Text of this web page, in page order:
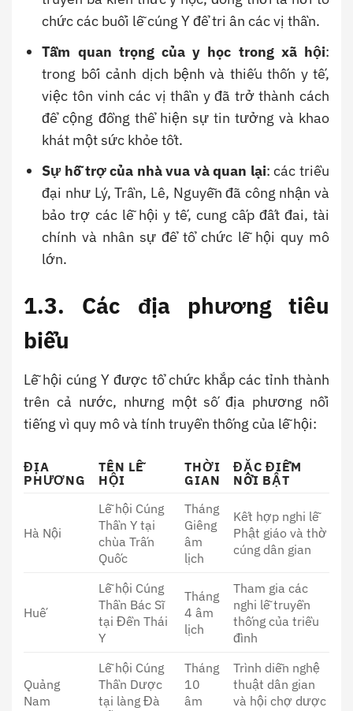
chức các buổi lễ cúng Y để tri ân các vị thần.
Tầm quan trọng của y học trong xã hội:
trong bối cảnh dịch bệnh và thiếu thốn y tế,
việc tôn vinh các vị thần y đã trở thành cách
để cộng đồng thể hiện sự tin tưởng và khao
khát một sức khỏe tốt.
Sự hỗ trợ của nhà vua và quan lại: các triều
đại như Lý, Trần, Lê, Nguyễn đã công nhận và
bảo trợ các lễ hội y tế, cung cấp đất đai, tài
chính và nhân sự để tổ chức lễ hội quy mô
lớn.
1.3. Các địa phương tiêu
biểu
Lễ hội cúng Y được tổ chức khắp các tỉnh thành
trên cả nước, nhưng một số địa phương nổi
tiếng vì quy mô và tính truyền thống của lễ hội:
ĐỊA
PHƯƠNG
TÊN LỄ
HỘI
THỜI
GIAN
ĐẶC ĐIỂM
NỔI BẬT
Hà Nội
Lễ hội Cúng
Thần Y tại
chùa Trấn
Quốc
Tháng
Giêng
âm
lịch
Kết hợp nghi lễ
Phật giáo và thờ
cúng dân gian
Huế
Lễ hội Cúng
Thần Bác Sĩ
tại Đền Thái
Y
Tháng
4 âm
lịch
Tham gia các
nghi lễ truyền
thống của triều
đình
Quảng
Nam
Lễ hội Cúng
Thần Dược
tại làng Đà
Tháng
10
âm
Trình diễn nghệ
thuật dân gian
và hội chợ dược